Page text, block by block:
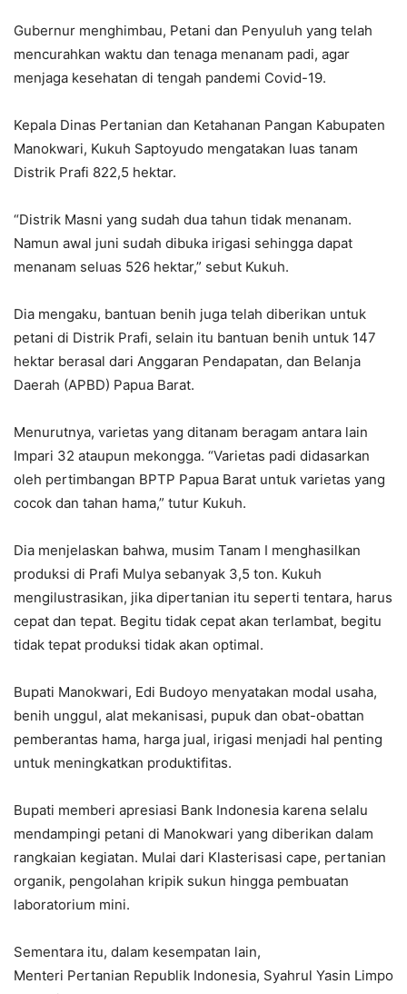
Gubernur menghimbau, Petani dan Penyuluh yang telah
mencurahkan waktu dan tenaga menanam padi, agar
menjaga kesehatan di tengah pandemi Covid-19.
Kepala Dinas Pertanian dan Ketahanan Pangan Kabupaten
Manokwari, Kukuh Saptoyudo mengatakan luas tanam
Distrik Prafi 822,5 hektar.
“Distrik Masni yang sudah dua tahun tidak menanam.
Namun awal juni sudah dibuka irigasi sehingga dapat
menanam seluas 526 hektar,” sebut Kukuh.
Dia mengaku, bantuan benih juga telah diberikan untuk
petani di Distrik Prafi, selain itu bantuan benih untuk 147
hektar berasal dari Anggaran Pendapatan, dan Belanja
Daerah (APBD) Papua Barat.
Menurutnya, varietas yang ditanam beragam antara lain
Impari 32 ataupun mekongga. “Varietas padi didasarkan
oleh pertimbangan BPTP Papua Barat untuk varietas yang
cocok dan tahan hama,” tutur Kukuh.
Dia menjelaskan bahwa, musim Tanam I menghasilkan
produksi di Prafi Mulya sebanyak 3,5 ton. Kukuh
mengilustrasikan, jika dipertanian itu seperti tentara, harus
cepat dan tepat. Begitu tidak cepat akan terlambat, begitu
tidak tepat produksi tidak akan optimal.
Bupati Manokwari, Edi Budoyo menyatakan modal usaha,
benih unggul, alat mekanisasi, pupuk dan obat-obattan
pemberantas hama, harga jual, irigasi menjadi hal penting
untuk meningkatkan produktifitas.
Bupati memberi apresiasi Bank Indonesia karena selalu
mendampingi petani di Manokwari yang diberikan dalam
rangkaian kegiatan. Mulai dari Klasterisasi cape, pertanian
organik, pengolahan kripik sukun hingga pembuatan
laboratorium mini.
Sementara itu, dalam kesempatan lain,
Menteri Pertanian Republik Indonesia, Syahrul Yasin Limpo